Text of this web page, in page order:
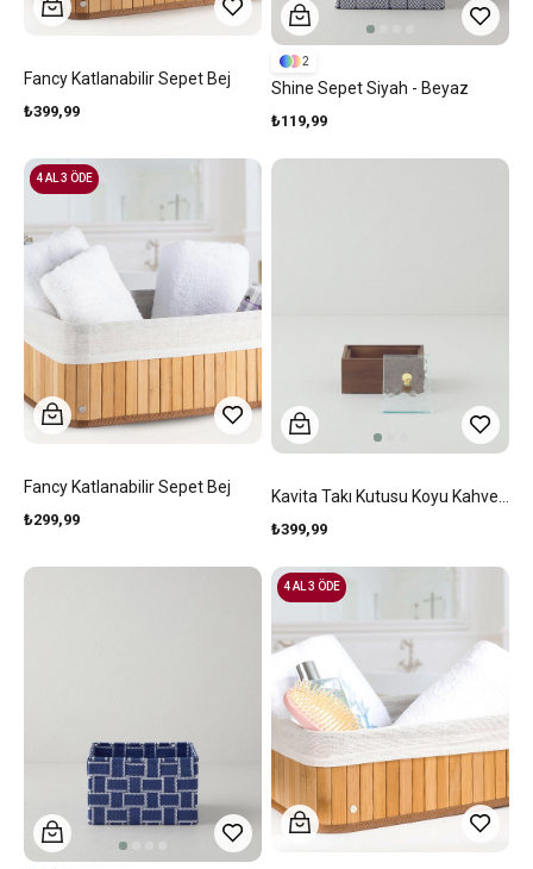
Fancy Katlanabilir Sepet Bej
₺399,99
Shine Sepet Siyah - Beyaz
₺119,99
2
Fancy Katlanabilir Sepet Bej
₺299,99
4 AL 3 ÖDE
₺399,99
4 AL 3 ÖDE